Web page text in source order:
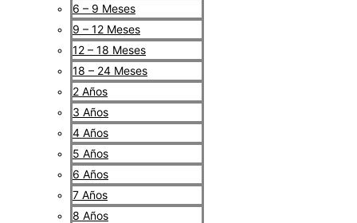
6 – 9 Meses
9 – 12 Meses
12 – 18 Meses
18 – 24 Meses
2 Años
3 Años
4 Años
5 Años
6 Años
7 Años
8 Años